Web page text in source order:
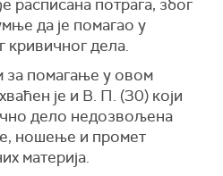
расписана потрага, због
да је помагао у
кривичног дела.
за помагање у овом
је и В. П. (30) који
дело недозвољена
ношење и промет
материја.